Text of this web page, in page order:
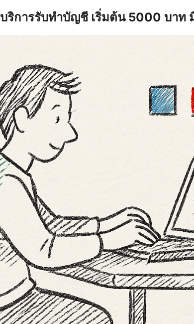
บริการรับทำบัญชี เริ่มต้น 5000 บาท